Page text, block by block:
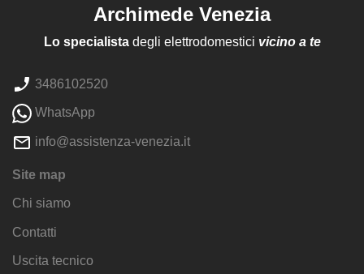
Archimede Venezia
Lo specialistadegli elettrodomestici vicino a te
3486102520
WhatsApp
info@assistenza-venezia.it
Site map
Chi siamo
Contatti
Uscita tecnico